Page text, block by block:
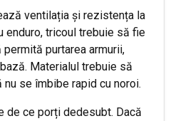
ventilația și rezistența la
enduro, tricoul trebuie să fie
purtarea armurii,
Materialul trebuie să
se îmbibe rapid cu noroi.
de ce porți dedesubt. Dacă